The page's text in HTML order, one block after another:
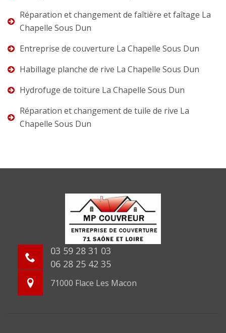
Réparation et changement de faîtière et faîtage La
Chapelle Sous Dun
Entreprise de couverture La Chapelle Sous Dun
Habillage planche de rive La Chapelle Sous Dun
Hydrofuge de toiture La Chapelle Sous Dun
Réparation et changement de tuile de rive La
Chapelle Sous Dun
03 59 28 31 03
06 28 25 42 35
71000 Flace Les Macon